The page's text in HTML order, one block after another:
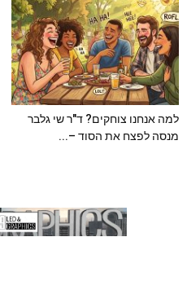
למה אנחנו צוחקים? ד"ר שי גלבר
מנסה לפצח את הסוד –...